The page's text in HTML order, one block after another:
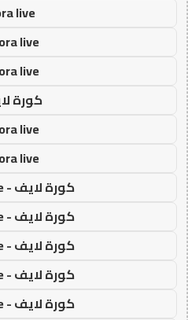
live
live
live
كورة
live
live
كورة لايف - koora live
كورة لايف - koora live
كورة لايف - koora live
كورة لايف - koora live
كورة لايف - koora live